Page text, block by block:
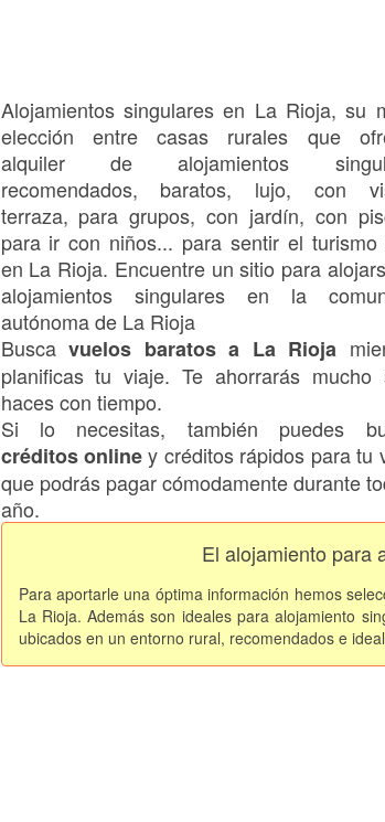
Alojamientos singulares en La Rioja, su
elección entre casas rurales que
alquiler de alojamientos
recomendados, baratos, lujo, con
terraza, para grupos, con jardín, con
para ir con niños... para sentir el turismo
en La Rioja. Encuentre un sitio para
alojamientos singulares en la
autónoma de La Rioja
Buscavuelos baratos a La Rioja
planificas tu viaje. Te ahorrarás
haces con tiempo.
Si lo necesitas, también puedes
créditos onliney créditos rápidos para tu
que podrás pagar cómodamente durante
año.
El alojamiento para
Para aportarle una óptima información hemos
La Rioja. Además son ideales para alojamiento
ubicados en un entorno rural, recomendados e